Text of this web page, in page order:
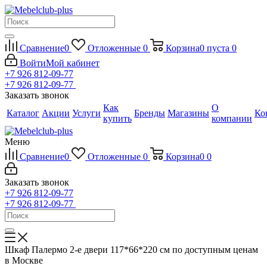
Сравнение0 Отложенные 0 Корзина0 пуста 0
ВойтиМой кабинет
+7 926 812-09-77
+7 926 812-09-77
Заказать звонок
Каталог Акции Услуги
Как
купить
Бренды Магазины
О
компании
Меню
Сравнение0 Отложенные 0 Корзина0 0
Заказать звонок
+7 926 812-09-77
+7 926 812-09-77
Шкаф Палермо 2-е двери 117*66*220 см по доступным ценам
в Москве